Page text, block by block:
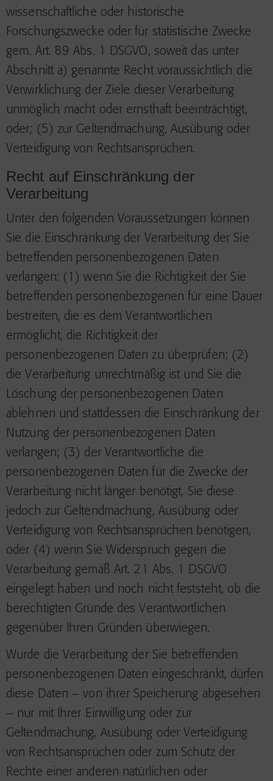
wissenschaftliche oder historische
Forschungszwecke oder für statistische Zwecke
gem. Art. 89 Abs. 1 DSGVO, soweit das unter
Abschnitt a) genannte Recht voraussichtlich die
Verwirklichung der Ziele dieser Verarbeitung
unmöglich macht oder ernsthaft beeinträchtigt,
oder; (5) zur Geltendmachung, Ausübung oder
Verteidigung von Rechtsansprüchen.
Recht auf Einschränkung der
Verarbeitung
Unter den folgenden Voraussetzungen können
Sie die Einschränkung der Verarbeitung der Sie
betreffenden personenbezogenen Daten
verlangen: (1) wenn Sie die Richtigkeit der Sie
betreffenden personenbezogenen für eine Dauer
bestreiten, die es dem Verantwortlichen
ermöglicht, die Richtigkeit der
personenbezogenen Daten zu überprüfen; (2)
die Verarbeitung unrechtmäßig ist und Sie die
Löschung der personenbezogenen Daten
ablehnen und stattdessen die Einschränkung der
Nutzung der personenbezogenen Daten
verlangen; (3) der Verantwortliche die
personenbezogenen Daten für die Zwecke der
Verarbeitung nicht länger benötigt, Sie diese
jedoch zur Geltendmachung, Ausübung oder
Verteidigung von Rechtsansprüchen benötigen,
oder (4) wenn Sie Widerspruch gegen die
Verarbeitung gemäß Art. 21 Abs. 1 DSGVO
eingelegt haben und noch nicht feststeht, ob die
berechtigten Gründe des Verantwortlichen
gegenüber Ihren Gründen überwiegen.
Wurde die Verarbeitung der Sie betreffenden
personenbezogenen Daten eingeschränkt, dürfen
diese Daten – von ihrer Speicherung abgesehen
– nur mit Ihrer Einwilligung oder zur
Geltendmachung, Ausübung oder Verteidigung
von Rechtsansprüchen oder zum Schutz der
Rechte einer anderen natürlichen oder